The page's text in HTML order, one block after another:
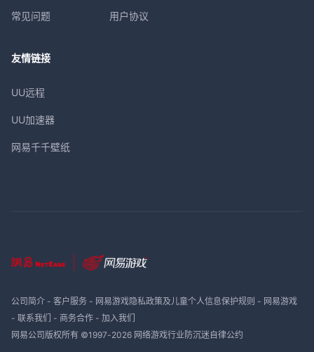
常见问题 用户协议
友情链接
UU远程
UU加速器
网易千千壁纸
公司简介- 客户服务- 网易游戏隐私政策及儿童个人信息保护规则 - 网易游戏
- 联系我们 - 商务合作- 加入我们
网易公司版权所有 ©1997-2026 网络游戏行业防沉迷自律公约